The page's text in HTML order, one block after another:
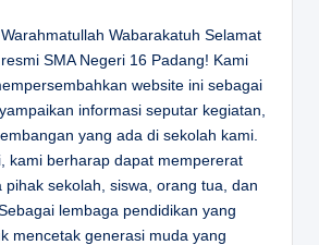
Wabarakatuh Selamat
SMA Negeri 16 Padang! Kami
website ini sebagai
informasi seputar kegiatan,
yang ada di sekolah kami.
kami berharap dapat mempererat
pihak sekolah, siswa, orang tua, dan
lembaga pendidikan yang
mencetak generasi muda yang